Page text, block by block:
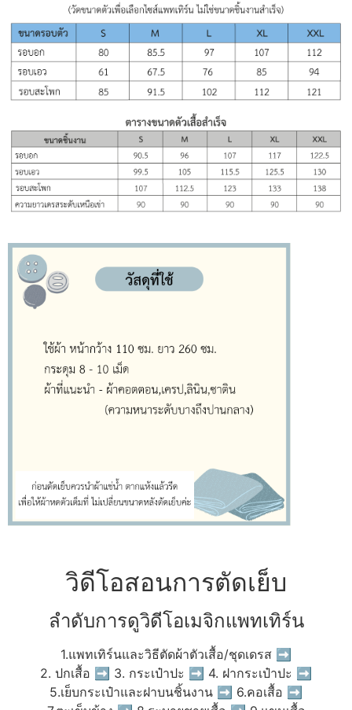
วิดีโอสอนการตัดเย็บ
ลำดับการดูวิดีโอเมจิกแพทเทิร์น
1.แพทเทิร์นและวิธีตัดผ้าตัวเสื้อ/ชุดเดรส ➡
2. ปกเสื้อ ➡ 3. กระเป๋าปะ ➡ 4. ฝากระเป๋าปะ ➡
5.เย็บกระเป๋าและฝาบนชิ้นงาน ➡ 6.คอเสื้อ ➡